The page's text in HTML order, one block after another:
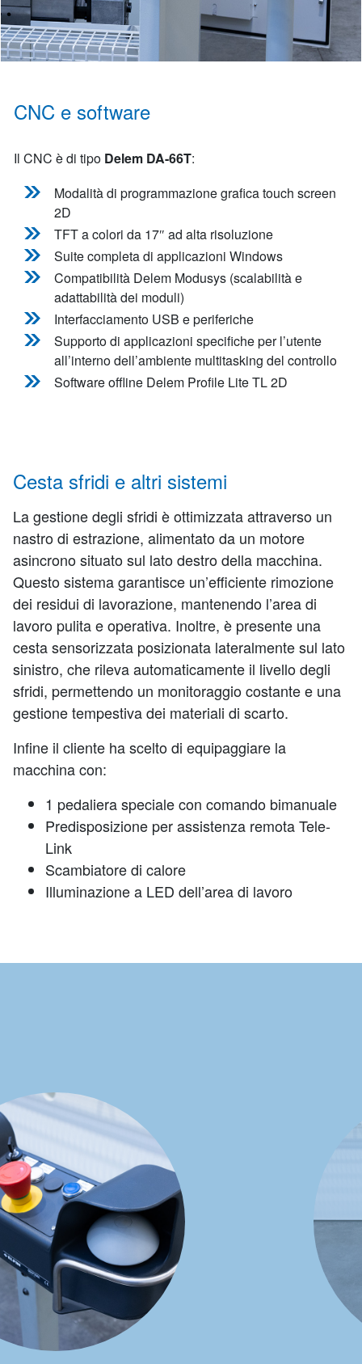
CNC e software
Il CNC è di tipo Delem DA-66T:
Modalità di programmazione grafica touch screen
2D
TFT a colori da 17″ ad alta risoluzione
Suite completa di applicazioni Windows
Compatibilità Delem Modusys (scalabilità e
adattabilità dei moduli)
Interfacciamento USB e periferiche
Supporto di applicazioni specifiche per l’utente
all’interno dell’ambiente multitasking del controllo
Software offline Delem Profile Lite TL 2D
Cesta sfridi e altri sistemi
La gestione degli sfridi è ottimizzata attraverso un
nastro di estrazione, alimentato da un motore
asincrono situato sul lato destro della macchina.
Questo sistema garantisce un’efficiente rimozione
dei residui di lavorazione, mantenendo l’area di
lavoro pulita e operativa. Inoltre, è presente una
cesta sensorizzata posizionata lateralmente sul lato
sinistro, che rileva automaticamente il livello degli
sfridi, permettendo un monitoraggio costante e una
gestione tempestiva dei materiali di scarto.
Infine il cliente ha scelto di equipaggiare la
macchina con:
1 pedaliera speciale con comando bimanuale
Predisposizione per assistenza remota Tele-
Link
Scambiatore di calore
Illuminazione a LED dell’area di lavoro